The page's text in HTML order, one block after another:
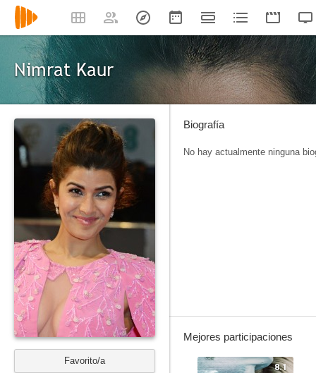
Nimrat Kaur
Favorito/a
Biografía
No hay actualmente ninguna
Mejores participaciones
8.1